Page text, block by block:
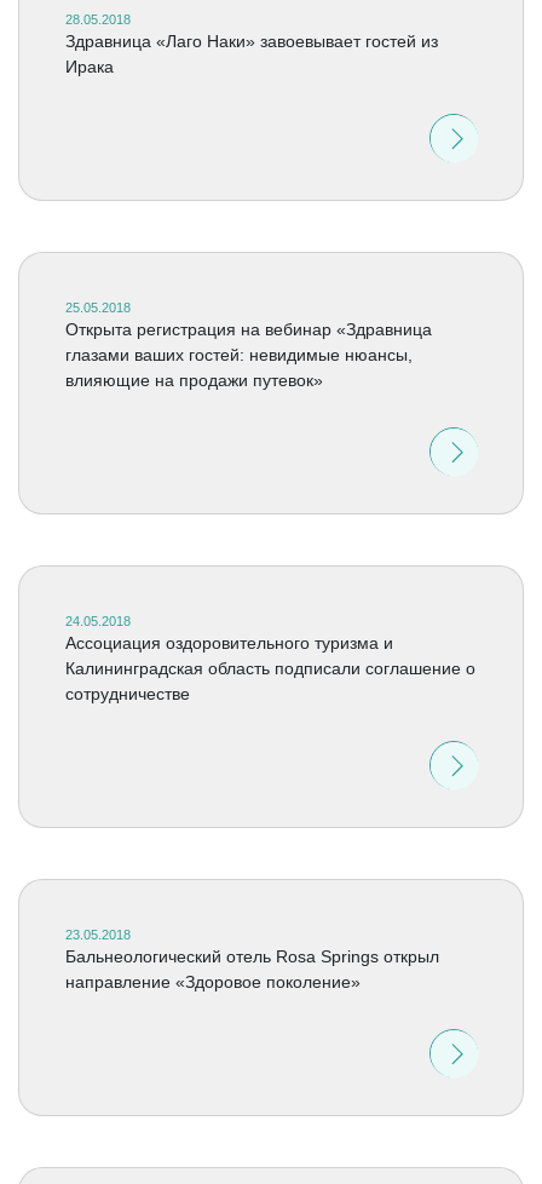
28.05.2018
Здравница «Лаго Наки» завоевывает гостей из
Ирака
25.05.2018
Открыта регистрация на вебинар «Здравница
глазами ваших гостей: невидимые нюансы,
влияющие на продажи путевок»
24.05.2018
Ассоциация оздоровительного туризма и
Калининградская область подписали соглашение о
сотрудничестве
23.05.2018
Бальнеологический отель Rosa Springs открыл
направление «Здоровое поколение»